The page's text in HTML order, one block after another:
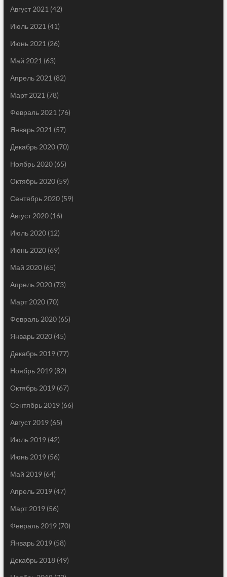
Август 2021 (42)
Июль 2021 (41)
Июнь 2021 (26)
Май 2021 (63)
Апрель 2021 (82)
Март 2021 (78)
Февраль 2021 (76)
Январь 2021 (57)
Декабрь 2020(70)
Ноябрь 2020(65)
Октябрь 2020(59)
Сентябрь 2020(59)
Август 2020(16)
Июль 2020(12)
Июнь 2020(69)
Май 2020(65)
Апрель 2020(73)
Март 2020(70)
Февраль 2020(65)
Январь 2020(45)
Декабрь 2019(77)
Ноябрь 2019(82)
Октябрь 2019(67)
Сентябрь 2019(66)
Август 2019(65)
Июль 2019(42)
Июнь 2019(56)
Май 2019(64)
Апрель 2019(47)
Март 2019(56)
Февраль 2019(70)
Январь 2019(58)
Декабрь 2018(49)